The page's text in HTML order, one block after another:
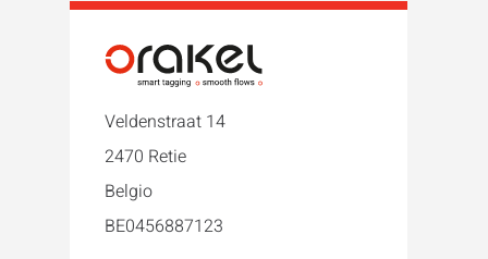
Veldenstraat 14
2470 Retie
Belgio
BE0456887123